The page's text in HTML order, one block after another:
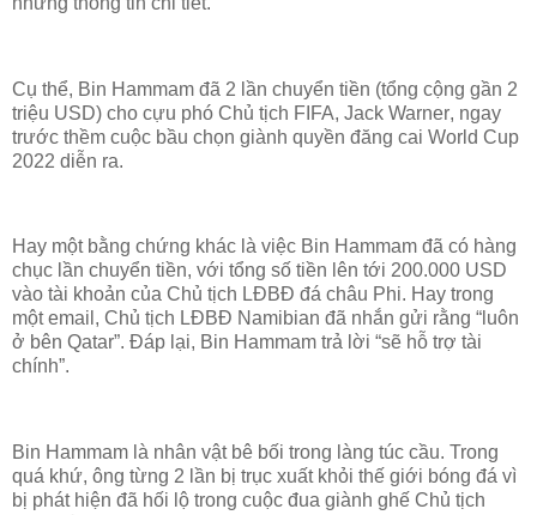
Cụ thể, Bin Hammam đã 2 lần chuyển tiền (tổng cộng gần 2
triệu USD) cho cựu phó Chủ tịch FIFA, Jack Warner, ngay
trước thềm cuộc bầu chọn giành quyền đăng cai World Cup
2022 diễn ra.
Hay một bằng chứng khác là việc Bin Hammam đã có hàng
chục lần chuyển tiền, với tổng số tiền lên tới 200.000 USD
vào tài khoản của Chủ tịch LĐBĐ đá châu Phi. Hay trong
một email, Chủ tịch LĐBĐ Namibian đã nhắn gửi rằng “luôn
ở bên Qatar”. Đáp lại, Bin Hammam trả lời “sẽ hỗ trợ tài
chính”.
Bin Hammam là nhân vật bê bối trong làng túc cầu. Trong
quá khứ, ông từng 2 lần bị trục xuất khỏi thế giới bóng đá vì
bị phát hiện đã hối lộ trong cuộc đua giành ghế Chủ tịch